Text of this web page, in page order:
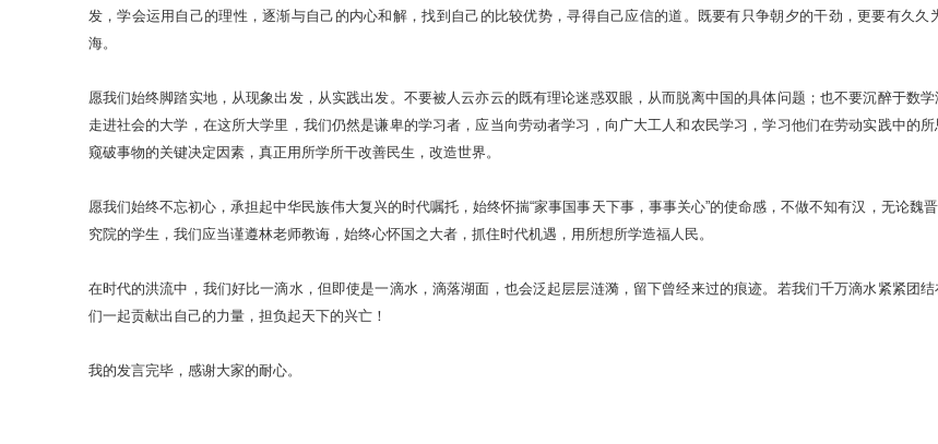
发，学会运用自己的理性，逐渐与自己的内心和解，找到自己的比较优势，寻得自己应信的道。既要有只争朝夕的干劲，更要有久
海。
愿我们始终脚踏实地，从现象出发，从实践出发。不要被人云亦云的既有理论迷惑双眼，从而脱离中国的具体问题；也不要沉醉于数
走进社会的大学，在这所大学里，我们仍然是谦卑的学习者，应当向劳动者学习，向广大工人和农民学习，学习他们在劳动实践中的
窥破事物的关键决定因素，真正用所学所干改善民生，改造世界。
愿我们始终不忘初心，承担起中华民族伟大复兴的时代嘱托，始终怀揣“家事国事天下事，事事关心”的使命感，不做不知有汉，无论
究院的学生，我们应当谨遵林老师教诲，始终心怀国之大者，抓住时代机遇，用所想所学造福人民。
在时代的洪流中，我们好比一滴水，但即使是一滴水，滴落湖面，也会泛起层层涟漪，留下曾经来过的痕迹。若我们千万滴水紧紧团
们一起贡献出自己的力量，担负起天下的兴亡！
我的发言完毕，感谢大家的耐心。